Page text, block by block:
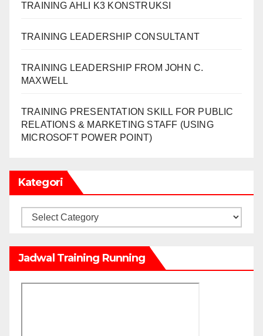
TRAINING AHLI K3 KONSTRUKSI
TRAINING LEADERSHIP CONSULTANT
TRAINING LEADERSHIP FROM JOHN C.
MAXWELL
TRAINING PRESENTATION SKILL FOR PUBLIC
RELATIONS & MARKETING STAFF (USING
MICROSOFT POWER POINT)
Kategori
Kategori
Jadwal Training Running